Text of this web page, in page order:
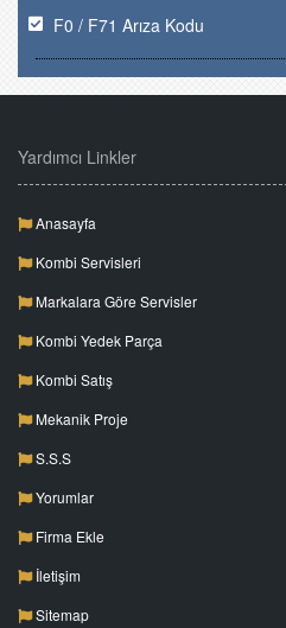
F0 / F71 Arıza Kodu
Yardımcı Linkler
Anasayfa
Kombi Servisleri
Markalara Göre Servisler
Kombi Yedek Parça
Kombi Satış
Mekanik Proje
S.S.S
Yorumlar
Firma Ekle
İletişim
Sitemap